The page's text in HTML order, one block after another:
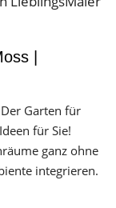
|
Garten für
für Sie!
ganz ohne
integrieren.